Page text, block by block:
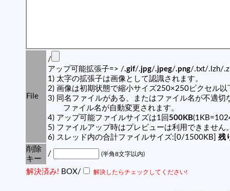
File
/
アップ可能拡張子=> /.gif/.jpg/.jpeg/.png/.txt/.lzh/
1) 太字の拡張子は画像として認識されます。
2) 画像は初期状態で縮小サイズ250×250ピクセル以
3) 同名ファイルがある、またはファイル名が不適切
ファイル名が自動変更されます。
4) アップ可能ファイルサイズは1回 500KB
5) ファイルアップ時はプレビューは利用できません
6) スレッド内の合計ファイルサイズ:[0/1500KB] 残
削除
キー
/ (半角8文字以内)
解決済み! BOX/ 解決したらチェックしてください!